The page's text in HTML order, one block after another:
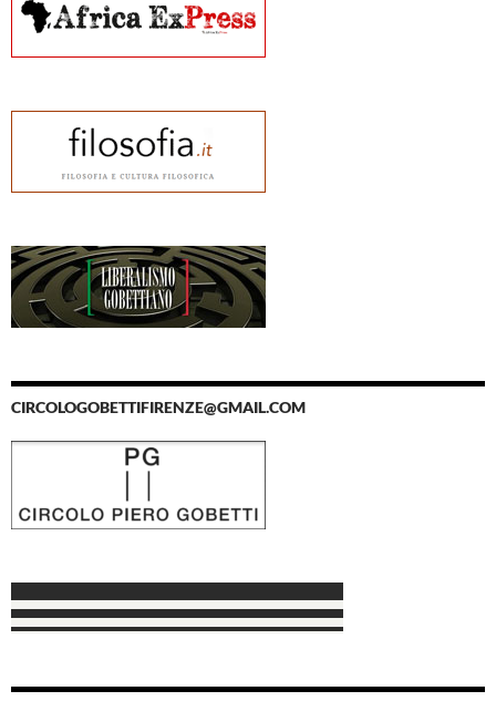
CIRCOLOGOBETTIFIRENZE@GMAIL.COM